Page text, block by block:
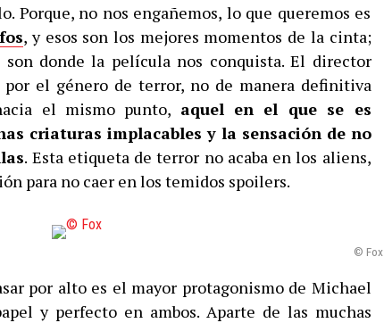
Porque, no nos engañemos, lo que queremos es
, y esos son los mejores momentos de la cinta;
donde la película nos conquista. El director
el género de terror, no de manera definitiva
el mismo punto, aquel en el que se es
criaturas implacables y la sensación de no
. Esta etiqueta de terror no acaba en los aliens,
para no caer en los temidos spoilers.
© Fox
por alto es el mayor protagonismo de Michael
y perfecto en ambos. Aparte de las muchas